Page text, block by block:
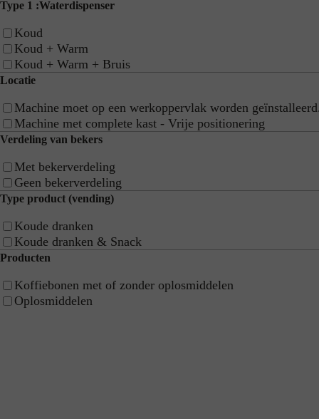
Type 1 :Waterdispenser
Koud
Koud + Warm
Koud + Warm + Bruis
Locatie
Machine moet op een werkoppervlak worden
Machine met complete kast - Vrije positionering
Verdeling van bekers
Met bekerverdeling
Geen bekerverdeling
Type product (vending)
Koude dranken
Koude dranken & Snack
Producten
Koffiebonen met of zonder oplosmiddelen
Oplosmiddelen
Over ons
Nieuws
Werken bij
Disclaimer
Privacy Policy
Cookie Policy